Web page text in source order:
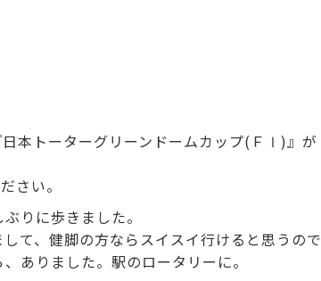
本トーターグリーンドームカップ(ＦⅠ)』が
さい。
りに歩きました。
て、健脚の方ならスイスイ行けると思うので
ありました。駅のロータリーに。